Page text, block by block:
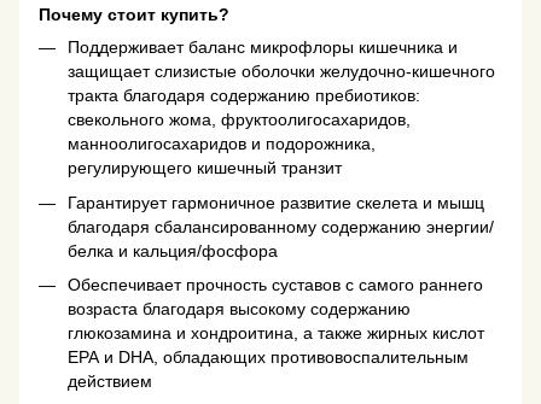
Почему стоит купить?
Поддерживает баланс микрофлоры кишечника и
защищает слизистые оболочки желудочно-кишечного
тракта благодаря содержанию пребиотиков:
свекольного жома, фруктоолигосахаридов,
манноолигосахаридов и подорожника,
регулирующего кишечный транзит
Гарантирует гармоничное развитие скелета и мышц
благодаря сбалансированному содержанию энергии/
белка и кальция/фосфора
Обеспечивает прочность суставов с самого раннего
возраста благодаря высокому содержанию
глюкозамина и хондроитина, а также жирных кислот
ЕРА и DHA, обладающих противовоспалительным
действием